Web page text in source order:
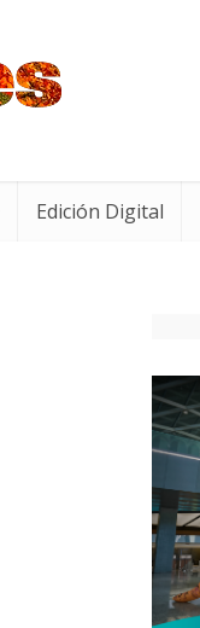
Edición Digital